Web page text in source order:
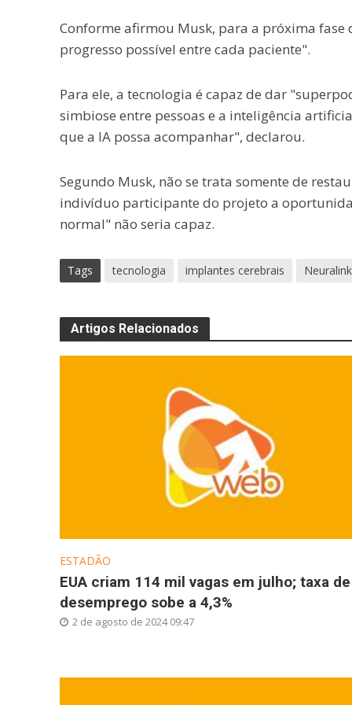
Conforme afirmou Musk, para a próxima
progresso possível entre cada paciente".
Para ele, a tecnologia é capaz de dar
simbiose entre pessoas e a inteligência
que a IA possa acompanhar", declarou.
Segundo Musk, não se trata somente de
indivíduo participante do projeto a
normal" não seria capaz.
Tags tecnologia implantes cerebrais Neuralink
Artigos Relacionados
ESTADÃO
EUA criam 114 mil vagas em julho; taxa de
desemprego sobe a 4,3%
2 de agosto de 2024 09:47